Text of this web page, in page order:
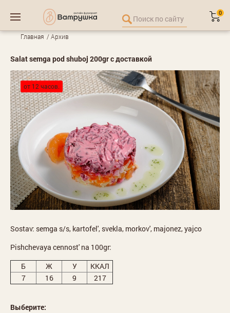
0
Главная Архив
Salat semga pod shuboj 200gr с доставкой
от 12 часов.
Sostav: semga s/s, kartofel', svekla, morkov', majonez, yajco
Pishchevaya cennost' na 100gr:
Б
Ж У
ККАЛ
7
16 9 217
Выберите: